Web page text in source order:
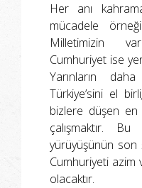
Her anı
mücadele
Milletimizin
Cumhuriyet ise
Yarınların
Türkiye’sini el
bizlere düşen
çalışmaktır.
yürüyüşünün son
Cumhuriyeti azim
olacaktır.